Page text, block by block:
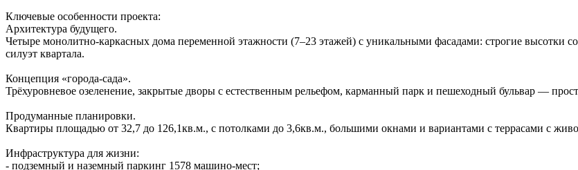
Ключевые особенности проекта:
Архитектура будущего.
Четыре монолитно‑каркасных дома переменной этажности (7–23 этажей) с уникальными фасадами: строгие высотки
силуэт квартала.
Концепция «города‑сада».
Трёхуровневое озеленение, закрытые дворы с естественным рельефом, карманный парк и пешеходный бульвар —
Продуманные планировки.
Квартиры площадью от 32,7 до 126,1кв.м., с потолками до 3,6кв.м., большими окнами и вариантами с террасами с
Инфраструктура для жизни:
- подземный и наземный паркинг 1578 машино‑мест;